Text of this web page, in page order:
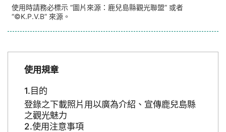
使用時請務必標示 “圖片來源：鹿兒島縣觀光聯盟” 或者
“©K.P.V.B” 來源。
使用規章
目的
登錄之下載照片用以廣為介紹、宣傳鹿兒島縣
之觀光魅力
使用注意事項